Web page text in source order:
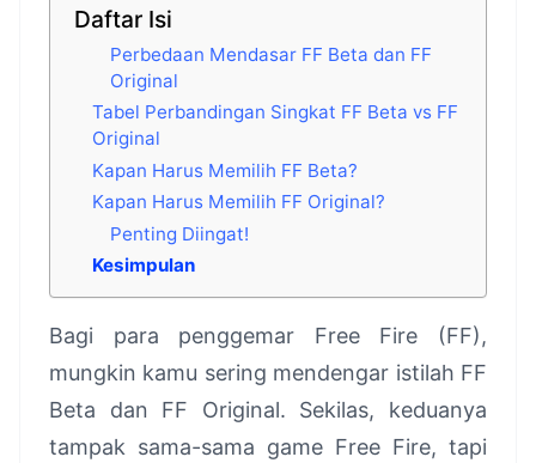
Daftar Isi
Perbedaan Mendasar FF Beta dan FF
Original
Tabel Perbandingan Singkat FF Beta vs FF
Original
Kapan Harus Memilih FF Beta?
Kapan Harus Memilih FF Original?
Penting Diingat!
Kesimpulan
Bagi para penggemar Free Fire (FF),
mungkin kamu sering mendengar istilah FF
Beta dan FF Original. Sekilas, keduanya
tampak sama-sama game Free Fire, tapi